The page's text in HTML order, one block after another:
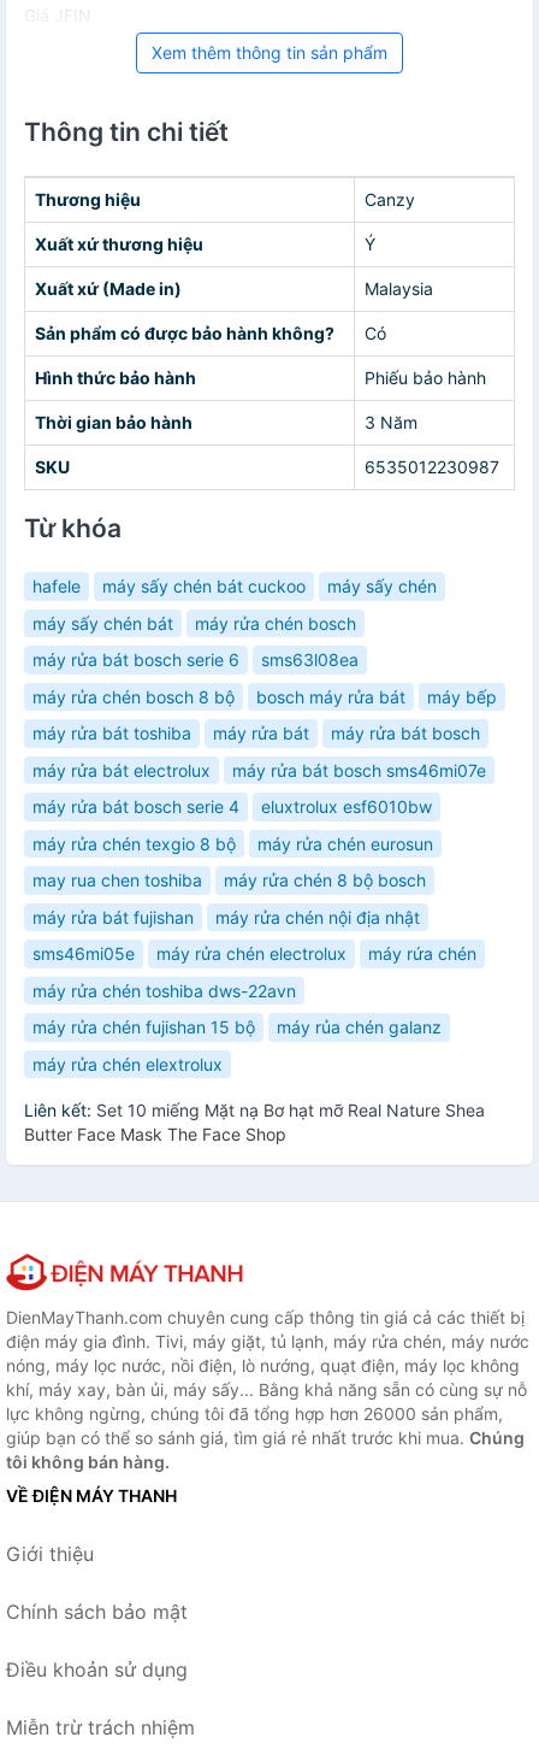
Giá JFIN
Xem thêm thông tin sản phẩm
Thông tin chi tiết
Thương hiệu Canzy
Xuất xứ thương hiệu Ý
Xuất xứ (Made in) Malaysia
Sản phẩm có được bảo hành không? Có
Hình thức bảo hành Phiếu bảo hành
Thời gian bảo hành 3 Năm
SKU 6535012230987
Từ khóa
hafele máy sấy chén bát cuckoo
máy sấy chén
máy sấy chén bát
máy rửa chén bosch
máy rửa bát bosch serie 6
sms63l08ea
máy rửa chén bosch 8 bộ
bosch máy rửa bát
máy bếp
máy rửa bát toshiba
máy rửa bát
máy rửa bát bosch
máy rửa bát electrolux
máy rửa bát bosch sms46mi07e
máy rửa bát bosch serie 4
eluxtrolux esf6010bw
máy rửa chén texgio 8 bộ
máy rửa chén eurosun
may rua chen toshiba
máy rửa chén 8 bộ bosch
máy rửa bát fujishan
máy rửa chén nội địa nhật
sms46mi05e
máy rửa chén electrolux
máy rứa chén
máy rửa chén toshiba dws-22avn
máy rửa chén fujishan 15 bộ
máy rủa chén galanz
máy rửa chén elextrolux
Liên kết: Set 10 miếng Mặt nạ Bơ hạt mỡ Real Nature Shea
Butter Face Mask The Face Shop
DienMayThanh.com chuyên cung cấp thông tin giá cả các thiết bị
điện máy gia đình. Tivi, máy giặt, tủ lạnh, máy rửa chén, máy nước
nóng, máy lọc nước, nồi điện, lò nướng, quạt điện, máy lọc không
khí, máy xay, bàn ủi, máy sấy... Bằng khả năng sẵn có cùng sự nỗ
lực không ngừng, chúng tôi đã tổng hợp hơn 26000 sản phẩm,
giúp bạn có thể so sánh giá, tìm giá rẻ nhất trước khi mua. Chúng
tôi không bán hàng.
VỀ ĐIỆN MÁY THANH
Giới thiệu
Chính sách bảo mật
Điều khoản sử dụng
Miễn trừ trách nhiệm